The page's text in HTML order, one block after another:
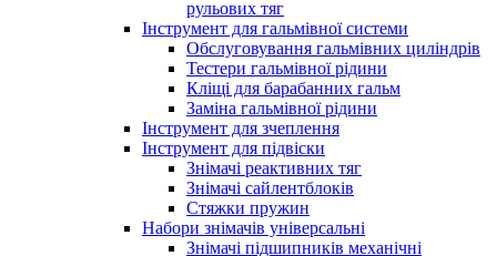
рульових тяг
Інструмент для гальмівної системи
Обслуговування гальмівних циліндрів
Тестери гальмівної рідини
Кліщі для барабанних гальм
Заміна гальмівної рідини
Інструмент для зчеплення
Інструмент для підвіски
Знімачі реактивних тяг
Знімачі сайлентблоків
Стяжки пружин
Набори знімачів універсальні
Знімачі підшипників механічні